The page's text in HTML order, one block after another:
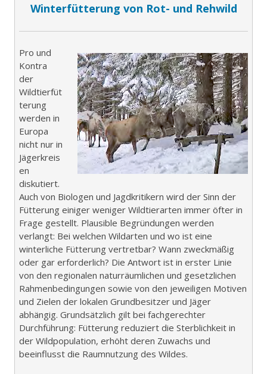
Winterfütterung von Rot- und Rehwild
Pro und
Kontra
der
Wildtierfüt
terung
werden in
Europa
nicht nur in
Jägerkreis
en
diskutiert.
Auch von Biologen und Jagdkritikern wird der Sinn der
Fütterung einiger weniger Wildtierarten immer öfter in
Frage gestellt. Plausible Begründungen werden
verlangt: Bei welchen Wildarten und wo ist eine
winterliche Fütterung vertretbar? Wann zweckmäßig
oder gar erforderlich? Die Antwort ist in erster Linie
von den regionalen naturräumlichen und gesetzlichen
Rahmenbedingungen sowie von den jeweiligen Motiven
und Zielen der lokalen Grundbesitzer und Jäger
abhängig. Grundsätzlich gilt bei fachgerechter
Durchführung: Fütterung reduziert die Sterblichkeit in
der Wildpopulation, erhöht deren Zuwachs und
beeinflusst die Raumnutzung des Wildes.